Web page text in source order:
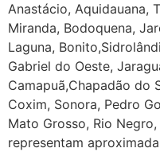
Anastácio, Aquidauana,
Miranda, Bodoquena,
Laguna,
Gabriel do Oeste,
Camapuã,Chapadão do
Coxim, Sonora, Pedro
Mato Grosso, Rio
representam